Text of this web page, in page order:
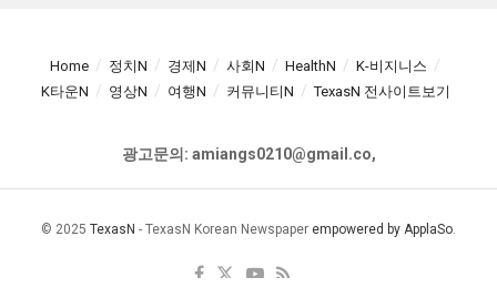
Home 정치N 경제N 사회N HealthN
K-비지니스
K타운N
영상N 여행N 커뮤니티N TexasN 전사이트보기
광고문의: amiangs0210@gmail.co,
© 2025 TexasN - TexasN Korean Newspaper empowered by ApplaSo.